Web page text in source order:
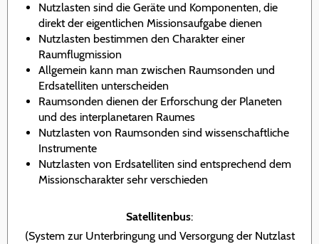
Nutzlasten sind die Geräte und Komponenten, die
direkt der eigentlichen Missionsaufgabe dienen
Nutzlasten bestimmen den Charakter einer
Raumflugmission
Allgemein kann man zwischen Raumsonden und
Erdsatelliten unterscheiden
Raumsonden dienen der Erforschung der Planeten
und des interplanetaren Raumes
Nutzlasten von Raumsonden sind wissenschaftliche
Instrumente
Nutzlasten von Erdsatelliten sind entsprechend dem
Missionscharakter sehr verschieden
Satellitenbus:
(System zur Unterbringung und Versorgung der Nutzlast